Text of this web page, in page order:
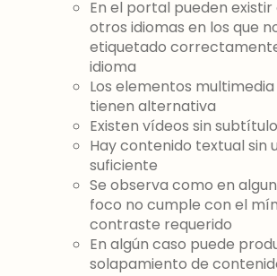
En el portal pueden
otros idiomas en los que
etiquetado
idioma
Los elementos
tienen alternativa
Existen vídeos sin
Hay contenido textual sin
suficiente
Se observa como en
foco no cumple con el
contraste requerido
En algún caso puede
solapamiento de